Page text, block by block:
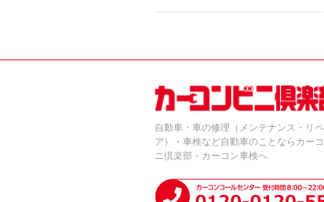
自動車・車の修理（メンテナンス・リペ
ア）・車検など自動車のことならカー
ニ倶楽部・カーコン車検へ